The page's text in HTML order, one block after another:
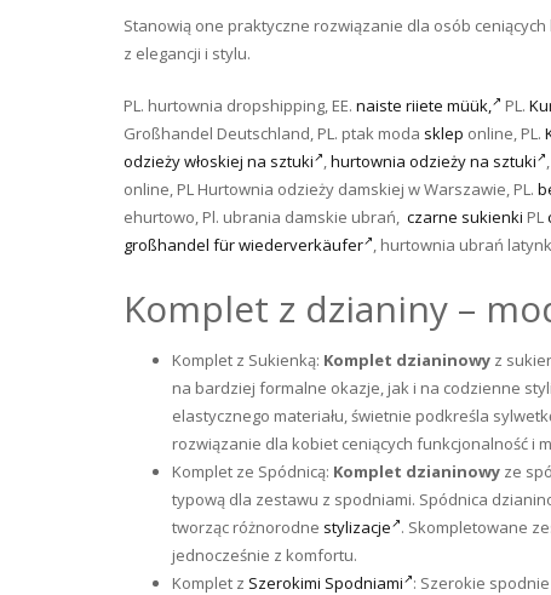
Stanowią one praktyczne rozwiązanie dla osób
z elegancji i stylu.
PL. hurtownia dropshipping, EE. naiste riiete müük, PL.
Großhandel Deutschland, PL. ptak moda sklep online, PL.
odzieży włoskiej na sztuki ,hurtownia odzieży na sztuki
online, PL Hurtownia odzieży damskiej w Warszawie, PL.
ehurtowo, Pl. ubrania damskie ubrań, czarne sukienki PL
großhandel für wiederverkäufer , hurtownia ubrań
Komplet z dzianiny –
Komplet z Sukienką: Komplet dzianinowy z
na bardziej formalne okazje, jak i na codzienne
elastycznego materiału, świetnie podkreśla
rozwiązanie dla kobiet ceniących funkcjonalność i
Komplet ze Spódnicą: Komplet dzianinowy ze
typową dla zestawu z spodniami. Spódnica
tworząc różnorodne stylizacje . Skompletowane
jednocześnie z komfortu.
Komplet z Szerokimi Spodniami : Szerokie spodnie